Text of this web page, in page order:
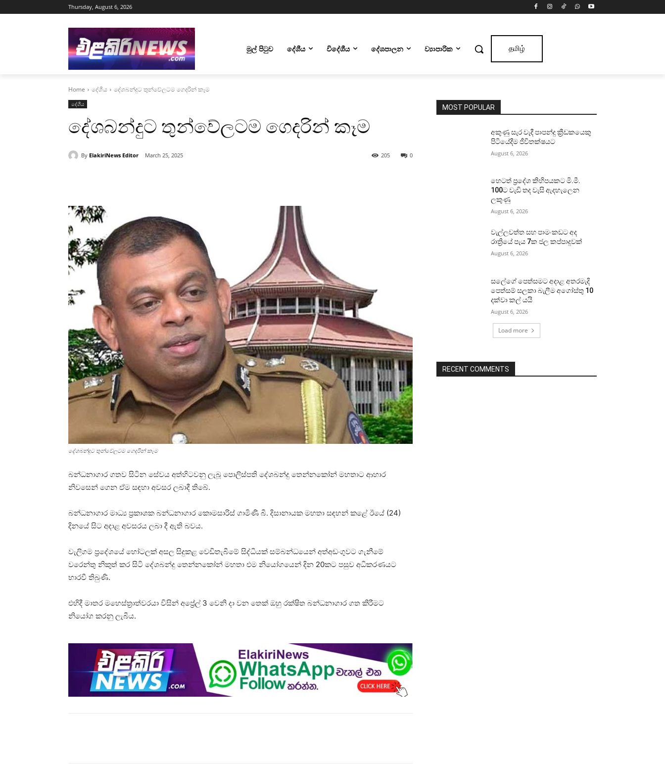
Thursday, August 6, 2026
මුල් පිටුව දේශීය විදේශීය දේශපාලන ව්‍යාපාරික தமிழ்
Home දේශීය දේශබන්දුට තුන්වේලටම ගෙදරින් කෑම
දේශීය
දේශබන්දුට තුන්වේලටම ගෙදරින් කෑම
By ElakiriNews Editor March 25, 2025 0
205
දේශබන්දුට තුන්වේලටම ගෙදරින් කෑම
බන්ධනාගාර ගතව සිටින සේවය අත්හිටවනු ලැබූ පොලිස්පති දේශබන්දු තෙන්නකෝන් මහතාට ආහාර
නිවසෙන් ගෙන ඒම සඳහා අවසර ලබාදී තිබේ.
බන්ධනාගාර මාධ්‍ය ප්‍රකාශක බන්ධනාගාර කොමසාරිස් ගාමිණී බී. දිසානායක මහතා සඳහන් කළේ ඊයේ (24)
දිනයේ සිට අදාළ අවසරය ලබා දී ඇති බවය.
වැලිගම ප්‍රදේශයේ හෝටලක් අසල සිදුකළ වෙඩිතැබීමේ සිද්ධියක් සම්බන්ධයෙන් අත්අඩංගුවට ගැනීමේ
වරෙන්තු නිකුත් කර සිටි දේශබන්දු තෙන්නකෝන් මහතා එම නියෝගයෙන් දින 20කට පසුව අධිකරණයට
භාරවී තිබුණි.
එහිදී මාතර මහෙස්ත්‍රාත්වරයා විසින් අප්‍රේල් 3 වෙනි දා වන තෙක් ඔහු රක්ෂිත බන්ධනාගාර ගත කිරීමට
නියෝග කරනු ලැබීය.
MOST POPULAR
අකුණු සැර වැදී පාපන්දු ක්‍රීඩකයෙකු
පිටියේදීම ජීවිතක්ෂයට
August 6, 2026
හෙටත් ප්‍රදේශ කිහිපයකට මි.මී.
100ට වැඩි තද වැසි ඇදහැලෙන
ලකුණු
August 6, 2026
වැල්ලවත්ත සහ පාමංකඩට අද
රාත්‍රියේ පැය 7ක ජල කප්පාදුවක්
August 6, 2026
සලේගේ පෙත්සමට අදාළ අතරමැදි
පෙත්සම් සලකා බැලීම අගෝස්තු 10
දක්වා කල් යයි
August 6, 2026
Load more
RECENT COMMENTS